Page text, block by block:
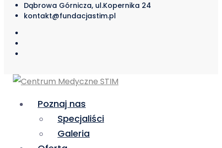
Dąbrowa Górnicza, ul.Kopernika 24
kontakt@fundacjastim.pl
Poznaj nas
Specjaliści
Galeria